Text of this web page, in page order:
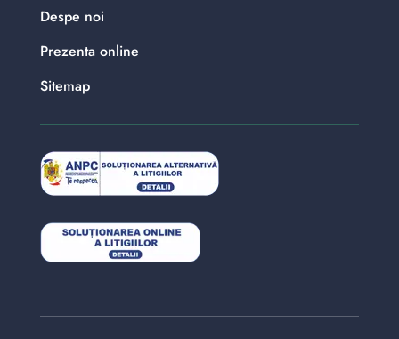
Despe noi
Prezenta online
Sitemap